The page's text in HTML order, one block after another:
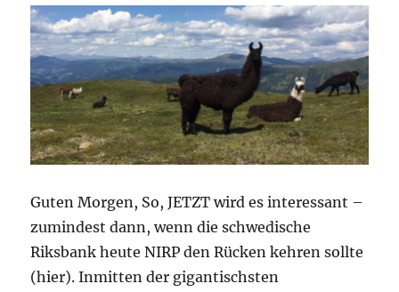
Guten Morgen, So, JETZT wird es interessant –
zumindest dann, wenn die schwedische
Riksbank heute NIRP den Rücken kehren sollte
(hier). Inmitten der gigantischsten